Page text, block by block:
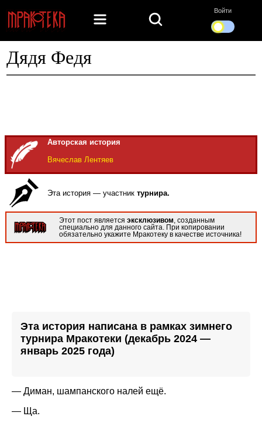
Войти
Дядя Федя
Авторская история
Вячеслав Лентяев
Эта история — участниктурнира.
Этот пост являетсяэксклюзивом , созданным
специально для данного сайта. При копировании
обязательно укажите Мракотеку в качестве источника!
Эта история написана в рамках зимнего
турнира Мракотеки (декабрь 2024 —
январь 2025 года)
— Диман, шампанского налей ещё.
— Ща.